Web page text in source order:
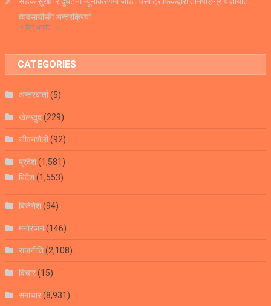
व्यवसायीसँग अन्तरक्रिया
२ दिन अगाडि
CATEGORIES
अन्तरबार्ता(5)
खेलखुद(229)
जीवनशैली(92)
प्रदेश(1,581)
बिदेश(1,553)
बिजेनेश(94)
मनोरंजन(146)
राजनीति(2,108)
विचार(15)
समाचार(8,931)